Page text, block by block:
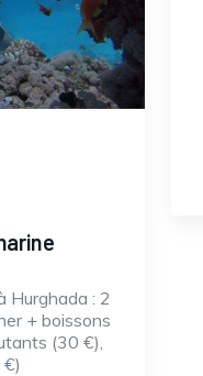
Hurghada : 2
+ boissons
(30 €),